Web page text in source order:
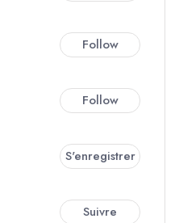
Follow
Follow
S'enregistrer
Suivre